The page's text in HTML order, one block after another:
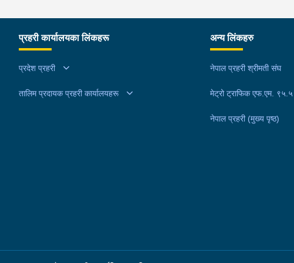
प्रहरी कार्यालयका लिंकहरू
प्रदेश प्रहरी
तालिम प्रदायक प्रहरी कार्यालयहरू
अन्य लिंकहरु
नेपाल प्रहरी श्रीमती संघ
मेट्रो ट्राफिक एफ.एम. ९५.५
नेपाल प्रहरी (मुख्य पृष्ठ)